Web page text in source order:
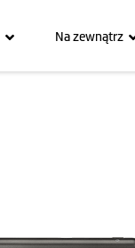
Na zewnątrz